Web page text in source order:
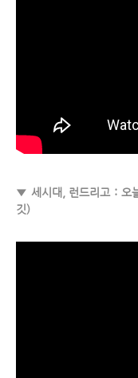
▼ 세시대, 런드리고 : 오
깃)